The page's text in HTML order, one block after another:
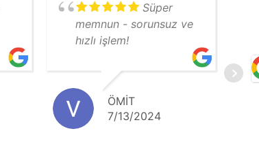
Süper
memnun - sorunsuz ve
hızlı işlem!
ÖMIT
7/13/2024